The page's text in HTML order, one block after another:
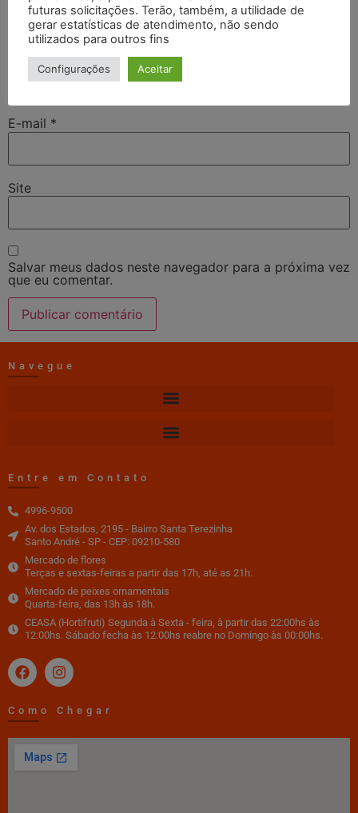
Nome*
E-mail *
Site
Salvar meus dados neste navegador para a próxima vez
que eu comentar.
Navegue
Entre em Contato
4996-9500
Av. dos Estados, 2195 - Bairro Santa Terezinha
Santo André - SP - CEP: 09210-580
Mercado de flores
Terças e sextas-feiras a partir das 17h, até as 21h.
Mercado de peixes ornamentais
Quarta-feira, das 13h às 18h.
CEASA (Hortifruti) Segunda à Sexta - feira, à partir das 22:00hs às
12:00hs. Sábado fecha às 12:00hs reabre no Domingo às 00:00hs.
Como Chegar
futuras solicitações. Terão, também, a utilidade de
gerar estatísticas de atendimento, não sendo
utilizados para outros fins
Configurações Aceitar